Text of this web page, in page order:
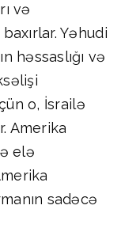
və
Yəhudi
həssaslığı və
o, İsrailə
Amerika
elə
sadəcə